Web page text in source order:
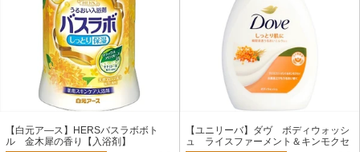
【白元ア—ス】HERSバスラボボト
ル 金木犀の香り【入浴剤】
【ユニリーバ】ダヴ ボディウォッシ
ュ ライスファーメント＆キンモクセ